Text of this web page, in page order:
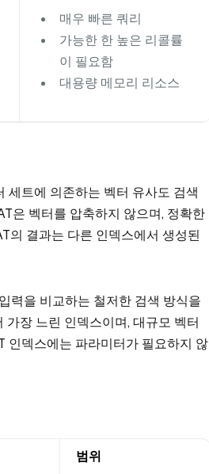
매우 빠른 쿼리
가능한 한 높은 리콜률
이 필요함
대용량 메모리 리소스
세트에 의존하는 벡터 유사도 검색
은 벡터를 압축하지 않으며, 정확한
의 결과는 다른 인덱스에서 생성된
력을 비교하는 철저한 검색 방식을
장 느린 인덱스이며, 대규모 벡터
인덱스에는 파라미터가 필요하지 않
범위